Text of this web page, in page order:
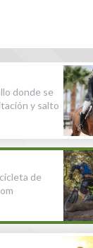
donde se
y salto
de